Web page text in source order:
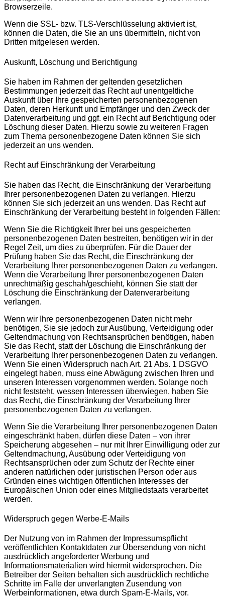
Browserzeile.
Wenn die SSL- bzw. TLS-Verschlüsselung aktiviert ist,
können die Daten, die Sie an uns übermitteln, nicht von
Dritten mitgelesen werden.
Auskunft, Löschung und Berichtigung
Sie haben im Rahmen der geltenden gesetzlichen
Bestimmungen jederzeit das Recht auf unentgeltliche
Auskunft über Ihre gespeicherten personenbezogenen
Daten, deren Herkunft und Empfänger und den Zweck der
Datenverarbeitung und ggf. ein Recht auf Berichtigung oder
Löschung dieser Daten. Hierzu sowie zu weiteren Fragen
zum Thema personenbezogene Daten können Sie sich
jederzeit an uns wenden.
Recht auf Einschränkung der Verarbeitung
Sie haben das Recht, die Einschränkung der Verarbeitung
Ihrer personenbezogenen Daten zu verlangen. Hierzu
können Sie sich jederzeit an uns wenden. Das Recht auf
Einschränkung der Verarbeitung besteht in folgenden Fällen:
Wenn Sie die Richtigkeit Ihrer bei uns gespeicherten
personenbezogenen Daten bestreiten, benötigen wir in der
Regel Zeit, um dies zu überprüfen. Für die Dauer der
Prüfung haben Sie das Recht, die Einschränkung der
Verarbeitung Ihrer personenbezogenen Daten zu verlangen.
Wenn die Verarbeitung Ihrer personenbezogenen Daten
unrechtmäßig geschah/geschieht, können Sie statt der
Löschung die Einschränkung der Datenverarbeitung
verlangen.
Wenn wir Ihre personenbezogenen Daten nicht mehr
benötigen, Sie sie jedoch zur Ausübung, Verteidigung oder
Geltendmachung von Rechtsansprüchen benötigen, haben
Sie das Recht, statt der Löschung die Einschränkung der
Verarbeitung Ihrer personenbezogenen Daten zu verlangen.
Wenn Sie einen Widerspruch nach Art. 21 Abs. 1 DSGVO
eingelegt haben, muss eine Abwägung zwischen Ihren und
unseren Interessen vorgenommen werden. Solange noch
nicht feststeht, wessen Interessen überwiegen, haben Sie
das Recht, die Einschränkung der Verarbeitung Ihrer
personenbezogenen Daten zu verlangen.
Wenn Sie die Verarbeitung Ihrer personenbezogenen Daten
eingeschränkt haben, dürfen diese Daten – von ihrer
Speicherung abgesehen – nur mit Ihrer Einwilligung oder zur
Geltendmachung, Ausübung oder Verteidigung von
Rechtsansprüchen oder zum Schutz der Rechte einer
anderen natürlichen oder juristischen Person oder aus
Gründen eines wichtigen öffentlichen Interesses der
Europäischen Union oder eines Mitgliedstaats verarbeitet
werden.
Widerspruch gegen Werbe-E-Mails
Der Nutzung von im Rahmen der Impressumspflicht
veröffentlichten Kontaktdaten zur Übersendung von nicht
ausdrücklich angeforderter Werbung und
Informationsmaterialien wird hiermit widersprochen. Die
Betreiber der Seiten behalten sich ausdrücklich rechtliche
Schritte im Falle der unverlangten Zusendung von
Werbeinformationen, etwa durch Spam-E-Mails, vor.